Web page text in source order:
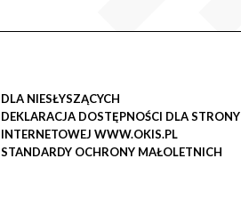
DLA NIESŁYSZĄCYCH
DEKLARACJA DOSTĘPNOŚCI DLA STRONY
INTERNETOWEJ WWW.OKIS.PL
STANDARDY OCHRONY MAŁOLETNICH